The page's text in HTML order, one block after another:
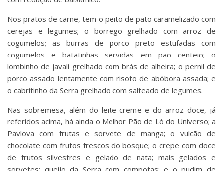
Nos pratos de carne, tem o peito de pato caramelizado com
cerejas e legumes; o borrego grelhado com arroz de
cogumelos; as burras de porco preto estufadas com
cogumelos e batatinhas servidas em pão centeio; o
lombinho de javali grelhado com brás de alheira; o pernil de
porco assado lentamente com risoto de abóbora assada; e
o cabritinho da Serra grelhado com salteado de legumes.
Nas sobremesa, além do leite creme e do arroz doce, já
referidos acima, há ainda o Melhor Pão de Ló do Universo; a
Pavlova com frutas e sorvete de manga; o vulcão de
chocolate com frutos frescos do bosque; o crepe com doce
de frutos silvestres e gelado de nata; mais gelados e